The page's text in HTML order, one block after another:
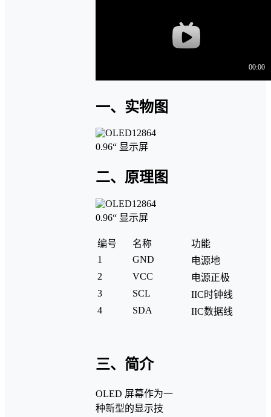
一、实物图
二、原理图
编号 名称
功能
1
GND
电源地
2
VCC
电源正极
3
SCL
IIC时钟线
4
SDA IIC数据线
三、简介
OLED 屏幕作为一
种新型的显示技